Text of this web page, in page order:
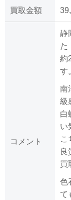
買取金額
コメント
静
た
約
す
南
級
白
い
こ
良
買
色
て